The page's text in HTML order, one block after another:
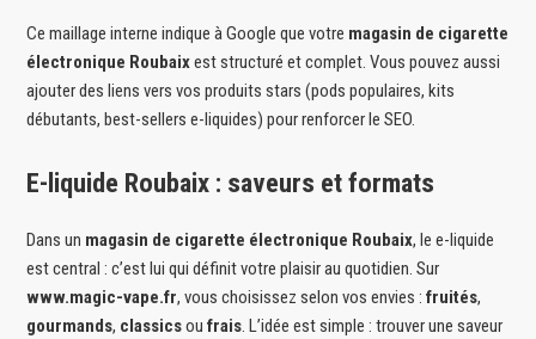
Ce maillage interne indique à Google que votre magasin de cigarette
électronique Roubaixest structuré et complet. Vous pouvez aussi
ajouter des liens vers vos produits stars (pods populaires, kits
débutants, best-sellers e-liquides) pour renforcer le SEO.
E-liquide Roubaix : saveurs et formats
Dans un magasin de cigarette électronique Roubaix, le e-liquide
est central : c’est lui qui définit votre plaisir au quotidien. Sur
www.magic-vape.fr, vous choisissez selon vos envies :fruités,
gourmands, classicsoufrais. L’idée est simple : trouver une saveur